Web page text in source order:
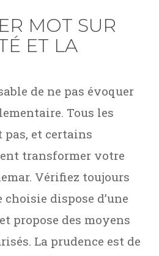
MOT SUR
ET LA
de ne pas évoquer
Tous les
pas, et certains
transformer votre
Vérifiez toujours
dispose d’une
propose des moyens
La prudence est de